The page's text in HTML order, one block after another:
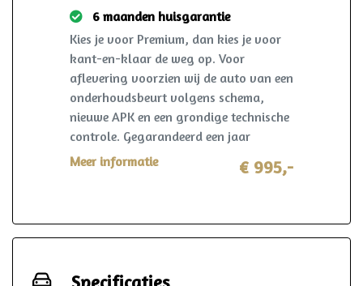
6 maanden huisgarantie
Kies je voor Premium, dan kies je voor
kant-en-klaar de weg op. Voor
aflevering voorzien wij de auto van een
onderhoudsbeurt volgens schema,
nieuwe APK en een grondige technische
controle. Gegarandeerd een jaar
onderhoudsvrij rijden. Ook krijg je 6
maanden AutoHuis24 garantie op deze
volgens de heldere voorwaarden, waar
overleg zelfs plaatsvinden bij de lokale
Meer informatie € 995,-